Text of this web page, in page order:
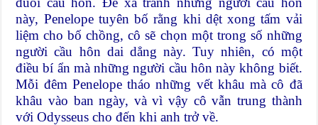
này, Penelope tuyên bố rằng khi dệt xong tấm vải
liệm cho bố chồng, cô sẽ chọn một trong số những
người cầu hôn dai dẳng này. Tuy nhiên, có một
điều bí ẩn mà những người cầu hôn này không biết.
Mỗi đêm Penelope tháo những vết khâu mà cô đã
khâu vào ban ngày, và vì vậy cô vẫn trung thành
với Odysseus cho đến khi anh trở về.